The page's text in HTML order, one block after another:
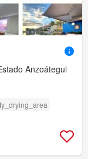
Anzoátegui